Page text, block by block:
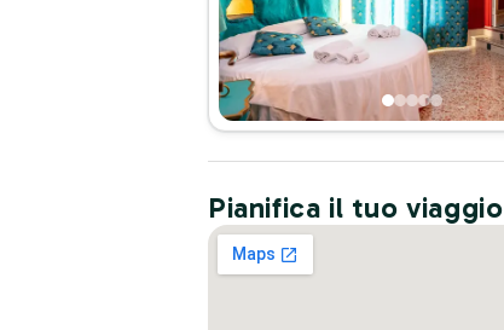
Pianifica il tuo viaggio